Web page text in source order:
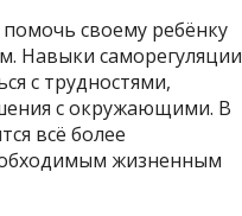
своему ребёнку
Навыки саморегуляции
с трудностями,
с окружающими. В
всё более
жизненным